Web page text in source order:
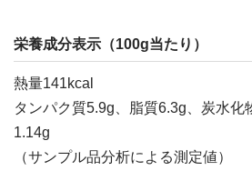
栄養成分表示（100g当たり）
熱量141kcal
タンパク質5.9g、脂質6.3g、炭水化
1.14g
（サンプル品分析による測定値）